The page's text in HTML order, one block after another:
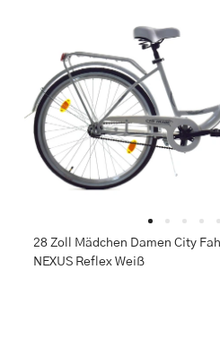
28 Zoll Mädchen Damen City
NEXUS Reflex Weiß